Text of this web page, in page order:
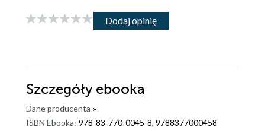
Dodaj opinię
Szczegóły ebooka
Dane producenta »
ISBN Ebooka: 978-83-770-0045-8, 9788377000458